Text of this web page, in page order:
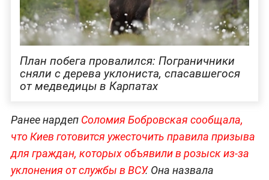
План побега провалился: Пограничники
сняли с дерева уклониста, спасавшегося
от медведицы в Карпатах
Ранее нардеп Соломия Бобровская сообщала,
что Киев готовится ужесточить правила призыва
для граждан, которых объявили в розыск из-за
уклонения от службы в ВСУ. Она назвала